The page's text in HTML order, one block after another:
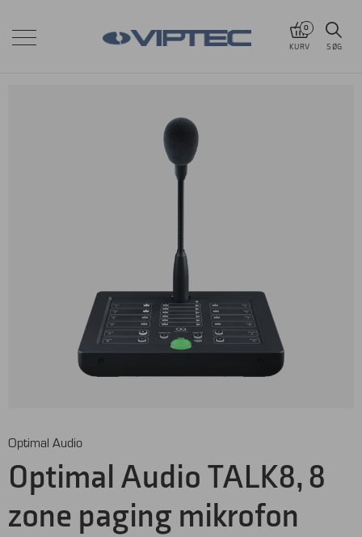
0
KURV SØG
Optimal Audio
Optimal Audio TALK8, 8
zone paging mikrofon